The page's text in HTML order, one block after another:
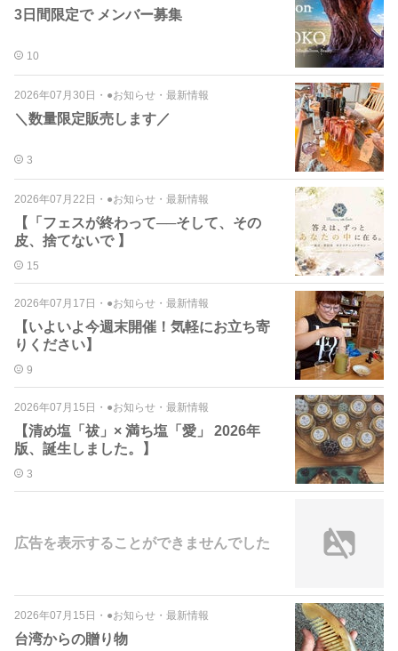
3日間限定で メンバー募集
10
2026年07月30日 ・ ●お知らせ・最新情報
＼数量限定販売します／
3
2026年07月22日 ・ ●お知らせ・最新情報
【「フェスが終わって──そして、その
皮、捨てないで 】
15
2026年07月17日 ・ ●お知らせ・最新情報
【いよいよ今週末開催！気軽にお立ち寄
りください】
9
2026年07月15日 ・ ●お知らせ・最新情報
【清め塩「祓」× 満ち塩「愛」 2026年
版、誕生しました。】
3
広告を表示することができませんでした
2026年07月15日 ・ ●お知らせ・最新情報
台湾からの贈り物